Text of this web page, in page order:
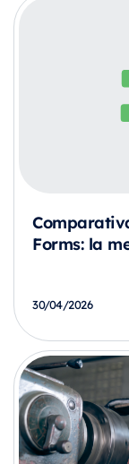
Forms: la
30/04/2026